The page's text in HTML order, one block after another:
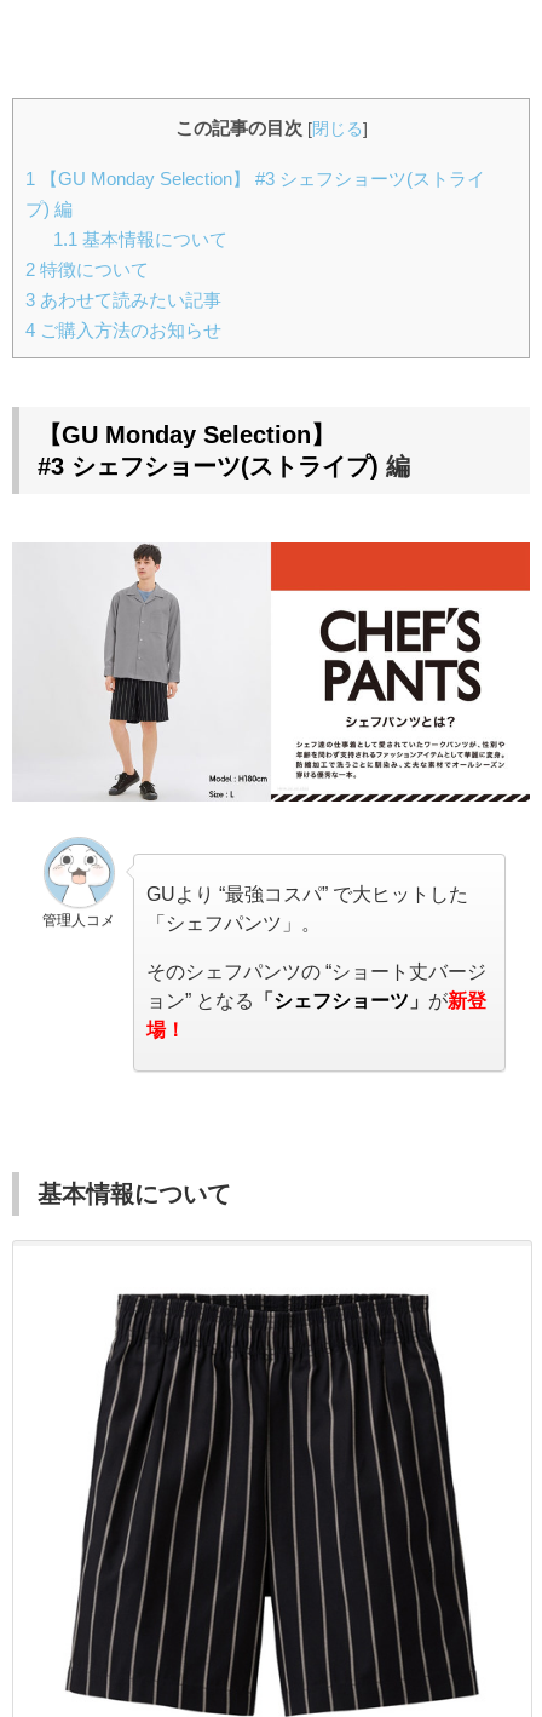
この記事の目次 [閉じる]
1
【GU Monday Selection】 #3 シェフショーツ(ストライ
プ) 編
1.1 基本情報について
2 特徴について
3 あわせて読みたい記事
4 ご購入方法のお知らせ
【GU Monday Selection】
#3 シェフショーツ(ストライプ) 編
管理人コメ
GUより “最強コスパ” で大ヒットした
「シェフパンツ」。
そのシェフパンツの “ショート丈バージ
ョン” となる
「 シェフショーツ 」 が新登
場！
基本情報について